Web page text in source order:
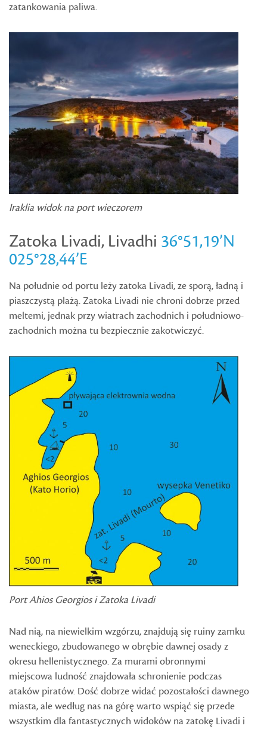
zatankowania paliwa.
Iraklia widok na port wieczorem
Zatoka Livadi, Livadhi 36°51,19’N
025°28,44’E
Na południe od portu leży zatoka Livadi, ze sporą, ładną i
piaszczystą plażą. Zatoka Livadi nie chroni dobrze przed
meltemi, jednak przy wiatrach zachodnich i południowo-
zachodnich można tu bezpiecznie zakotwiczyć.
Port Ahios Georgios i Zatoka Livadi
Nad nią, na niewielkim wzgórzu, znajdują się ruiny zamku
weneckiego, zbudowanego w obrębie dawnej osady z
okresu hellenistycznego. Za murami obronnymi
miejscowa ludność znajdowała schronienie podczas
ataków piratów. Dość dobrze widać pozostałości dawnego
miasta, ale według nas na górę warto wspiąć się przede
wszystkim dla fantastycznych widoków na zatokę Livadi i